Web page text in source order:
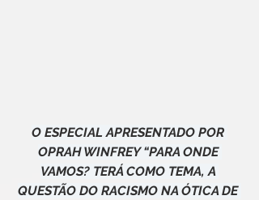
O ESPECIAL APRESENTADO POR
OPRAH WINFREY “PARA ONDE
VAMOS? TERÁ COMO TEMA, A
QUESTÃO DO RACISMO NA ÓTICA DE